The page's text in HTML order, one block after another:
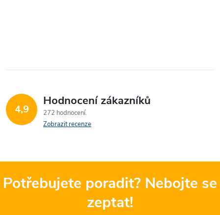
4,9
Hodnocení zákazníků
272 hodnocení
Zobrazit recenze
Potřebujete poradit? Nebojte se
zeptat!